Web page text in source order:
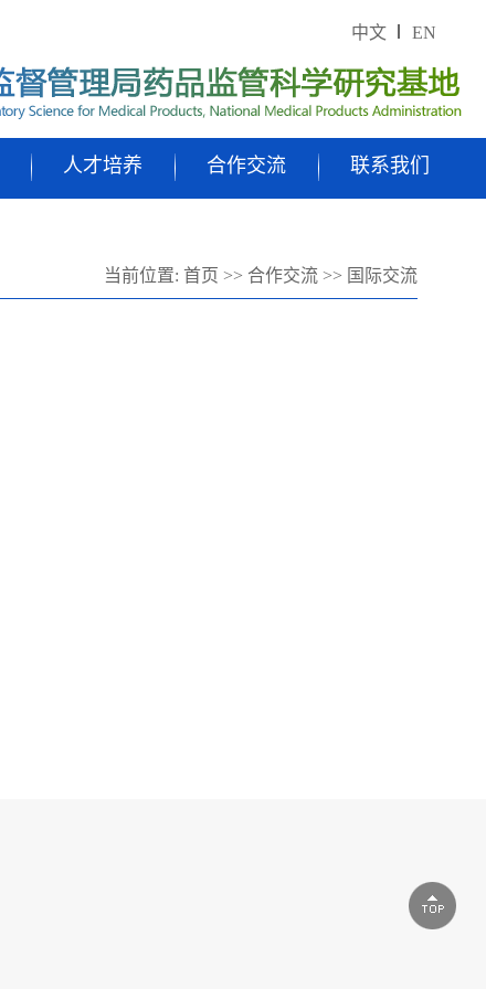
中文 EN
人才培养 合作交流 联系我们
当前位置: 首页 >> 合作交流 >> 国际交流